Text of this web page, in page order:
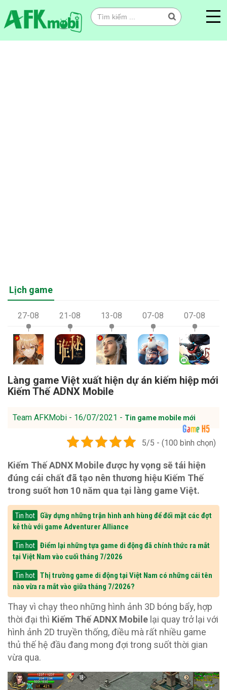
Lịch game
27-08 21-08 13-08 07-08 07-08
Làng game Việt xuất hiện dự án kiếm hiệp mới
Kiếm Thế ADNX Mobile
Team AFKMobi - 16/07/2021 - Tin game mobile mới
5/5 - (100 bình chọn)
Kiếm Thế ADNX Mobile được hy vọng sẽ tái hiện
đúng cái chất đã tạo nên thương hiệu Kiếm Thế
trong suốt hơn 10 năm qua tại làng game Việt.
Tin hot
Gầy dựng những trận hình anh hùng để đối mặt các đợt
kẻ thù với game Adventurer Alliance
Tin hot
Điểm lại những tựa game di động đã chính thức ra mắt
tại Việt Nam vào cuối tháng 7/2026
Tin hot
Thị trường game di động tại Việt Nam có những cái tên
nào vừa ra mắt vào giữa tháng 7/2026?
Thay vì chạy theo những hình ảnh 3D bóng bẩy, hợp
thời đại thì Kiếm Thế ADNX Mobile lại quay trở lại với
hình ảnh 2D truyền thống, điều mà rất nhiều game
thủ thế hệ đầu đang mong đợi trong suốt thời gian
vừa qua.